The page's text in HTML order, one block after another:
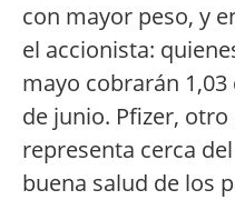
con mayor peso, y
el accionista:
mayo cobrarán
de junio. Pfizer, otro
representa cerca
buena salud de los